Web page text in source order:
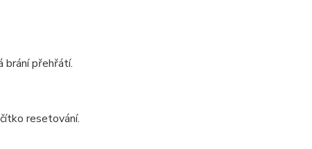
brání přehřátí.
resetování.